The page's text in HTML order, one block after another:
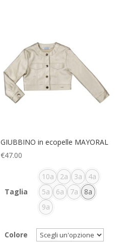
GIUBBINO in ecopelle MAYORAL
€47.00
Taglia
10a 2a 3a
4a
5a
6a 7a
8a
9a
Colore